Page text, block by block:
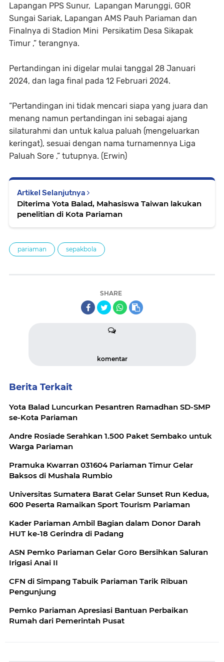
Lapangan PPS Sunur, Lapangan Marunggi, GOR
Sungai Sariak, Lapangan AMS Pauh Pariaman dan
Finalnya di Stadion Mini Persikatim Desa Sikapak
Timur ,” terangnya.
Pertandingan ini digelar mulai tanggal 28 Januari
2024, dan laga final pada 12 Februari 2024.
“Pertandingan ini tidak mencari siapa yang juara dan
menang namun pertandingan ini sebagai ajang
silaturahmi dan untuk kalua paluah (mengeluarkan
keringat), sesuai dengan nama turnamennya Liga
Paluah Sore ,” tutupnya. (Erwin)
Artikel Selanjutnya
Diterima Yota Balad, Mahasiswa Taiwan lakukan
penelitian di Kota Pariaman
pariaman sepakbola
SHARE
komentar
Berita Terkait
Yota Balad Luncurkan Pesantren Ramadhan SD-SMP
se-Kota Pariaman
Andre Rosiade Serahkan 1.500 Paket Sembako untuk
Warga Pariaman
Pramuka Kwarran 031604 Pariaman Timur Gelar
Baksos di Mushala Rumbio
Universitas Sumatera Barat Gelar Sunset Run Kedua,
600 Peserta Ramaikan Sport Tourism Pariaman
Kader Pariaman Ambil Bagian dalam Donor Darah
HUT ke-18 Gerindra di Padang
ASN Pemko Pariaman Gelar Goro Bersihkan Saluran
Irigasi Anai II
CFN di Simpang Tabuik Pariaman Tarik Ribuan
Pengunjung
Pemko Pariaman Apresiasi Bantuan Perbaikan
Rumah dari Pemerintah Pusat